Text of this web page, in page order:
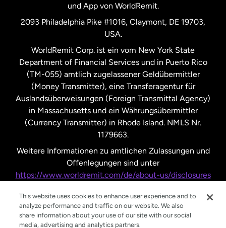
Vereinigte Staaten English
Vereinigte Staaten
Vereinigtes Königreich
und App von WorldRemit.
2093 Philadelphia Pike #1016, Claymont, DE 19703,
USA.
WorldRemit Corp. ist ein vom New York State
Department of Financial Services und in Puerto Rico
(TM-055) amtlich zugelassener Geldübermittler
(Money Transmitter), eine Transferagentur für
Auslandsüberweisungen (Foreign Transmittal Agency)
in Massachusetts und ein Währungsübermittler
(Currency Transmitter) in Rhode Island. NMLS Nr.
1179663.
Weitere Informationen zu amtlichen Zulassungen und
Offenlegungen sind unter
https://www.worldremit.com/de/about-us/disclosures
This website uses cookies to enhance user experience and to
analyze performance and traffic on our website. We also
share information about your use of our site with our social
media, advertising and analytics partners.